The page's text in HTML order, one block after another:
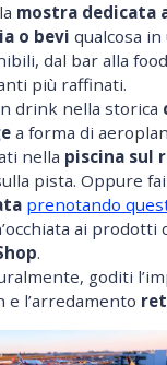
mostra dedicata
o bevi qualcosa
dal bar alla
più raffinati.
drink nella storica
a forma di
nella piscina sul
pista. Oppure
prenotando
ai prodotti
.
goditi
e l’arredamento